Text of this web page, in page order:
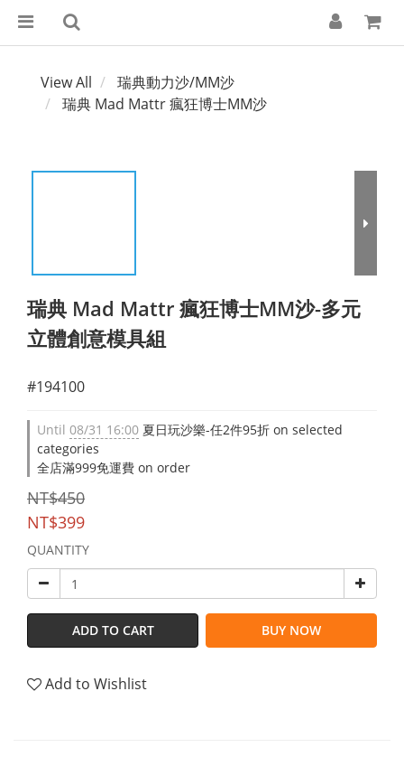
View All
瑞典動力沙/MM沙
瑞典 Mad Mattr 瘋狂博士MM沙
瑞典 Mad Mattr 瘋狂博士MM沙-多元
立體創意模具組
#194100
Until 08/31 16:00 夏日玩沙樂-任2件95折 on selected
categories
全店滿999免運費 on order
NT$450
NT$399
QUANTITY
ADD TO CART BUY NOW
Add to Wishlist